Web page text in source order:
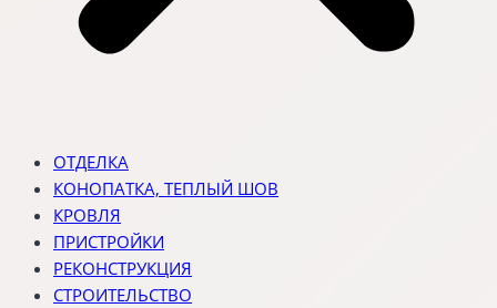
ОТДЕЛКА
КОНОПАТКА, ТЕПЛЫЙ ШОВ
КРОВЛЯ
ПРИСТРОЙКИ
РЕКОНСТРУКЦИЯ
СТРОИТЕЛЬСТВО